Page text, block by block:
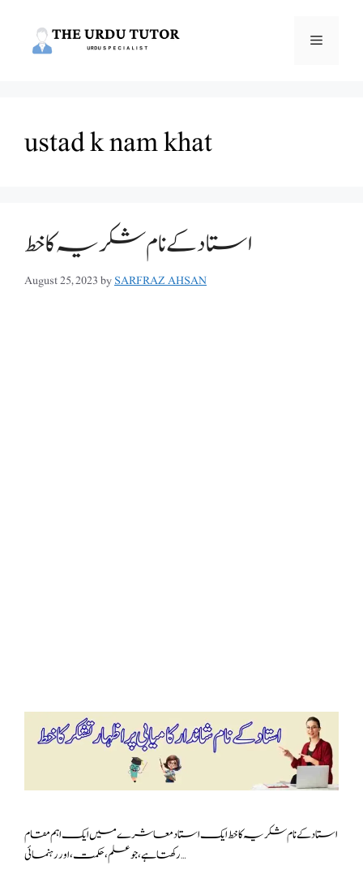
Menu
ustad k nam khat
استاد کے نام شکریہ کا خط
August 25, 2023bySARFRAZ AHSAN
استاد کے نام شکریہ کا خط ایک استاد معاشرے میں ایک اہم مقام
رکھتا ہے، جو علم، حکمت، اور رہنمائی …